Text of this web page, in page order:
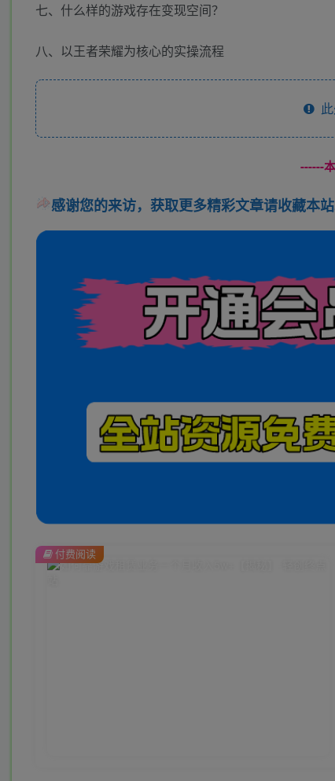
七、什么样的游戏存在变现空间？
八、以王者荣耀为核心的实操流程
------
感谢您的来访，获取更多精彩文章请收藏本站
付费阅读